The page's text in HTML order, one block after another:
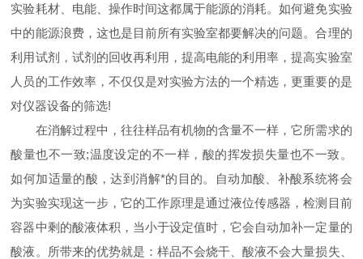
实验耗材、电能、操作时间这都属于能源的消耗。如何避免实验
中的能源浪费，这也是目前所有实验室都要解决的问题。合理的
利用试剂，试剂的回收再利用，提高电能的利用率，提高实验室
人员的工作效率，不仅仅是对实验方法的一个精选，更重要的是
对仪器设备的筛选!
在消解过程中，往往样品有机物的含量不一样，它所需求的
酸量也不一致;温度设定的不一样，酸的挥发损失量也不一致。
如何加适量的酸，达到消解*的目的。自动加酸、补酸系统将会
为实验实现这一步，它的工作原理是通过液位传感器，检测目前
容器中剩的酸液体积，当小于设定值时，它会自动加补一定量的
酸液。所带来的优势就是：样品不会烧干、酸液不会大量损失、